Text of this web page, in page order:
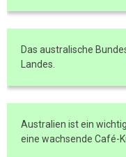
Das australische
Landes.
Australien ist ein
eine wachsende Café-